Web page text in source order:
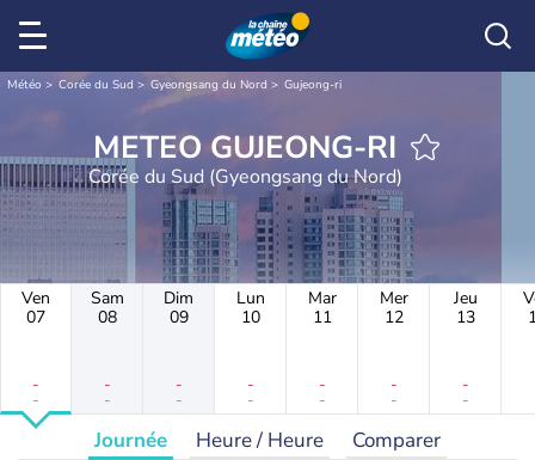
Météo Corée du Sud Gyeongsang du Nord Gujeong-ri
METEO GUJEONG-RI
Corée du Sud (Gyeongsang du Nord)
Ven
07
-
-
Sam
08
-
-
Dim
09
-
-
Lun
10
-
-
Mar
11
-
-
Mer
12
-
-
Jeu
13
-
-
Journée Heure / Heure Comparer